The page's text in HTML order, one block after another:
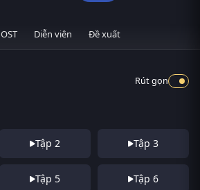
OST Diễn viên Đề xuất
Rút gọn
Tập 2 Tập 3
Tập 5 Tập 6